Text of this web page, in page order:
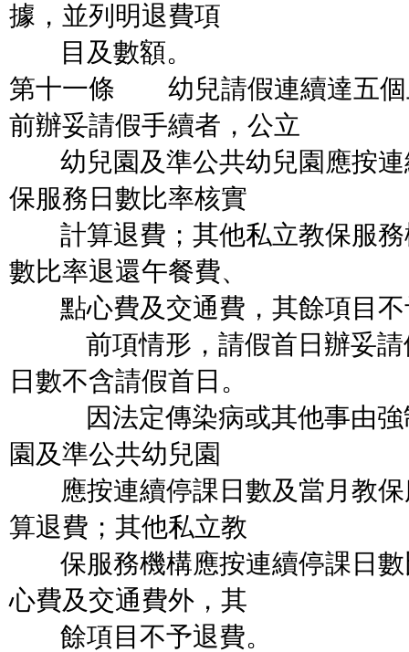
據，並列明退費項
目及數額。
第十一條 幼兒請假連續達五個
前辦妥請假手續者，公立
幼兒園及準公共幼兒園應按連
保服務日數比率核實
計算退費；其他私立教保服務
數比率退還午餐費、
點心費及交通費，其餘項目不
前項情形，請假首日辦妥請
日數不含請假首日。
因法定傳染病或其他事由強
園及準公共幼兒園
應按連續停課日數及當月教保
算退費；其他私立教
保服務機構應按連續停課日數
心費及交通費外，其
餘項目不予退費。